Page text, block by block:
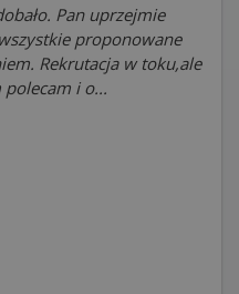
Pan uprzejmie
proponowane
Rekrutacja w toku,ale
i o...